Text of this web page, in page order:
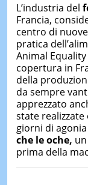
occupa
dello
canali
L’industria del
Francia,
centro di
pratica
Animal
copertura in
della
da sempre
apprezzato
state
giorni di
che le oche,
prima della